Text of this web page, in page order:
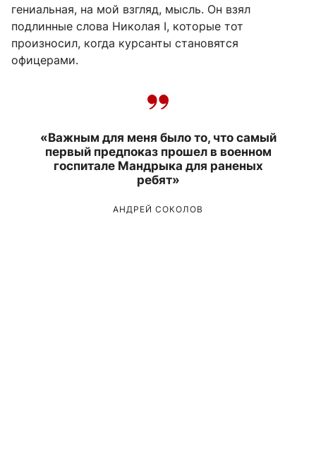
гениальная, на мой взгляд, мысль. Он взял
подлинные слова Николая I, которые тот
произносил, когда курсанты становятся
офицерами.
«Важным для меня было то, что самый
первый предпоказ прошел в военном
госпитале Мандрыка для раненых
ребят»
АНДРЕЙ СОКОЛОВ